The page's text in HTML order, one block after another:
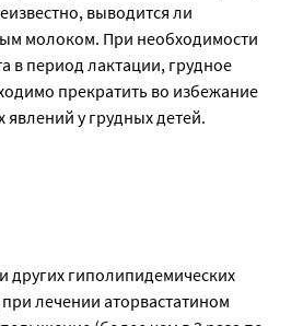
выводится ли
молоком. При необходимости
в период лактации, грудное
прекратить во избежание
у грудных детей.
других гиполипидемических
при лечении аторвастатином